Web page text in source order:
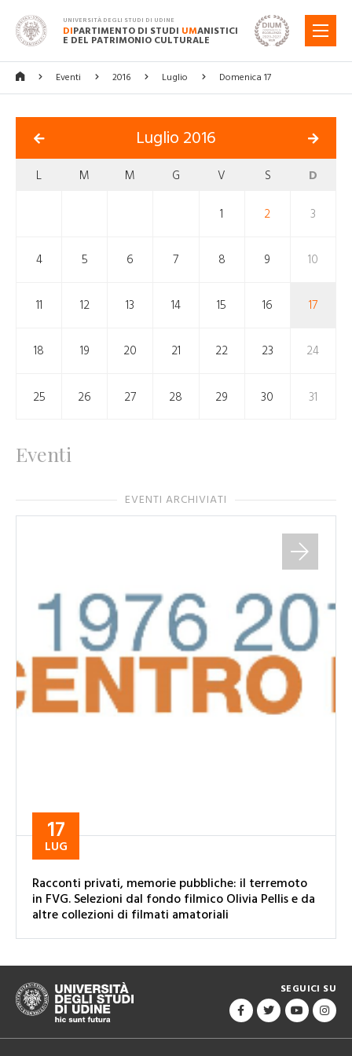
UNIVERSITÀ DEGLI STUDI DI UDINE
DIPARTIMENTO DI STUDI UMANISTICI
E DEL PATRIMONIO CULTURALE
MENU
Eventi 2016 Luglio Domenica 17
Luglio 2016
L M M G V S D
1 2 3
4 5 6 7 8 9 10
11 12 13 14 15 16 17
18 19 20 21 22 23 24
25 26 27 28 29 30 31
Eventi
EVENTI ARCHIVIATI
17
LUG
Racconti privati, memorie pubbliche: il terremoto
in FVG. Selezioni dal fondo filmico Olivia Pellis e da
altre collezioni di filmati amatoriali
SEGUICI SU